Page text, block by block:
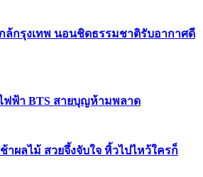
ล้กรุงเทพ นอนชิดธรรมชาติรับอากาศดี
ฟฟ้า BTS สายบุญห้ามพลาด
าผลไม้ สวยจึ้งจับใจ หิ้วไปไหว้ใครก็